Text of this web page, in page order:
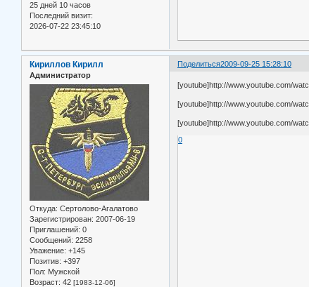
25 дней 10 часов
Последний визит:
2026-07-22 23:45:10
Поделиться2009-09-25 15:28:10
Кириллов Кирилл
Администратор
Откуда: Сертолово-Агалатово
Зарегистрирован: 2007-06-19
Приглашений: 0
Сообщений: 2258
Уважение: +145
Позитив: +397
Пол: Мужской
Возраст: 42 [1983-12-06]
[youtube]http://www.youtube.com/
[youtube]http://www.youtube.com/
[youtube]http://www.youtube.com/
0